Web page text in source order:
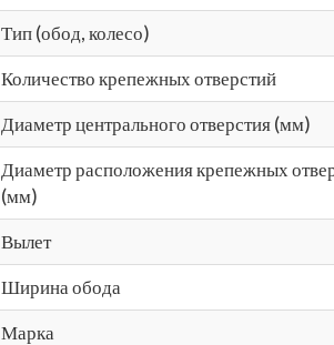
Тип (обод, колесо)
Количество крепежных отверстий
Диаметр центрального отверстия (мм)
Диаметр расположения крепежных
(мм)
Вылет
Ширина обода
Марка